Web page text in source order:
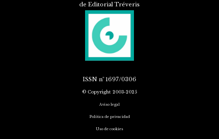
de Editorial Tréveris
ISSN nº 1697/0306
© Copyright 2003-2025
Aviso legal
Política de privacidad
Uso de cookies